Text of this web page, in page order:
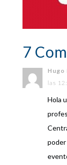
7
Hugo
las
Hola